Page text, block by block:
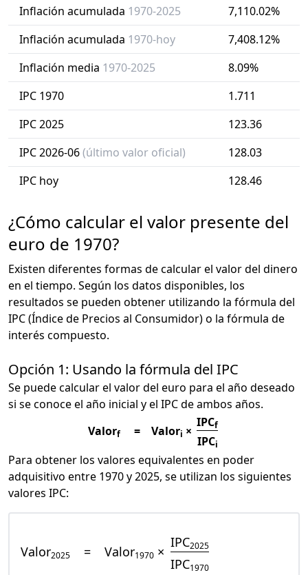
Inflación acumulada 1970-2025
7,110.02%
Inflación acumulada 1970-hoy
7,408.12%
Inflación media 1970-2025
8.09%
IPC 1970
1.711
IPC 2025
123.36
IPC 2026-06(último valor oficial)
128.03
IPC hoy
128.46
¿Cómo calcular el valor presente del
euro de 1970?
Existen diferentes formas de calcular el valor del dinero
en el tiempo. Según los datos disponibles, los
resultados se pueden obtener utilizando la fórmula del
IPC (Índice de Precios al Consumidor) o la fórmula de
interés compuesto.
Opción 1: Usando la fórmula del IPC
Se puede calcular el valor del euro para el año deseado
si se conoce el año inicial y el IPC de ambos años.
Valorf = Valori ×
IPCf
IPCi
Para obtener los valores equivalentes en poder
adquisitivo entre 1970 y 2025, se utilizan los siguientes
valores IPC:
Valor2025 = Valor1970 ×
IPC2025
IPC1970